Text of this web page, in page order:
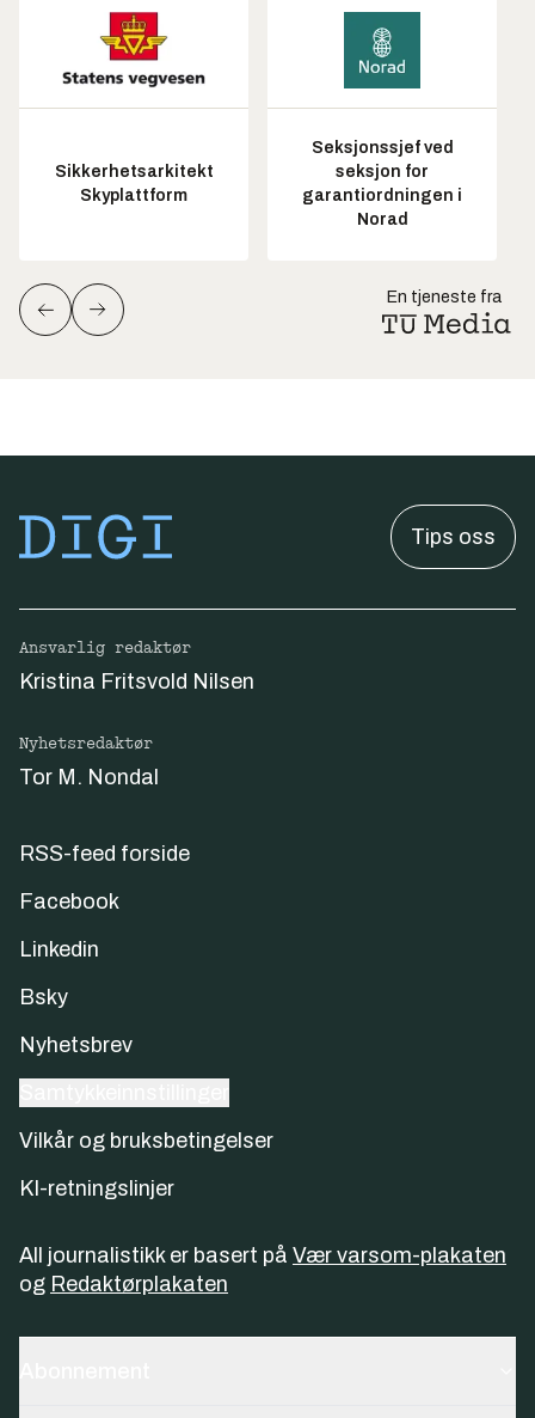
Sikkerhetsarkitekt
Skyplattform
Seksjonssjef ved
seksjon for
garantiordningen i
Norad
En tjeneste fra
Tips oss
Ansvarlig redaktør
Kristina Fritsvold Nilsen
Nyhetsredaktør
Tor M. Nondal
RSS-feed forside
Facebook
Linkedin
Bsky
Nyhetsbrev
Vilkår og bruksbetingelser
KI-retningslinjer
All journalistikk er basert på Vær varsom-plakaten
og Redaktørplakaten